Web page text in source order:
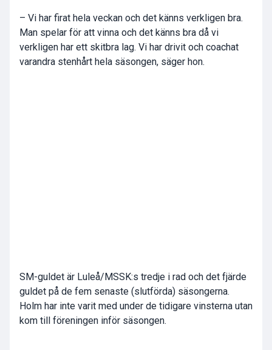
– Vi har firat hela veckan och det känns verkligen bra.
Man spelar för att vinna och det känns bra då vi
verkligen har ett skitbra lag. Vi har drivit och coachat
varandra stenhårt hela säsongen, säger hon.
SM-guldet är Luleå/MSSK:s tredje i rad och det fjärde
guldet på de fem senaste (slutförda) säsongerna.
Holm har inte varit med under de tidigare vinsterna utan
kom till föreningen inför säsongen.